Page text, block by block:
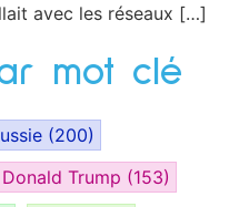
avec les réseaux […]
mot clé
(200)
Donald Trump (153)